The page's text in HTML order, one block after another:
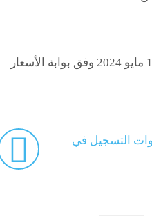
قدمنا لكم مؤشر اسعار الحديد والاسمنت اليوم الأحد 19 مايو 2024 وفق بوابة الأسعار
التسجيل في